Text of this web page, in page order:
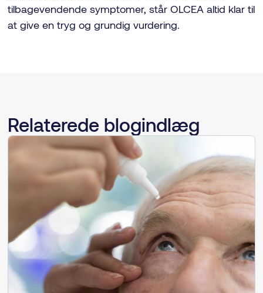
tilbagevendende symptomer, står OLCEA altid klar til
at give en tryg og grundig vurdering.
Relaterede blogindlæg